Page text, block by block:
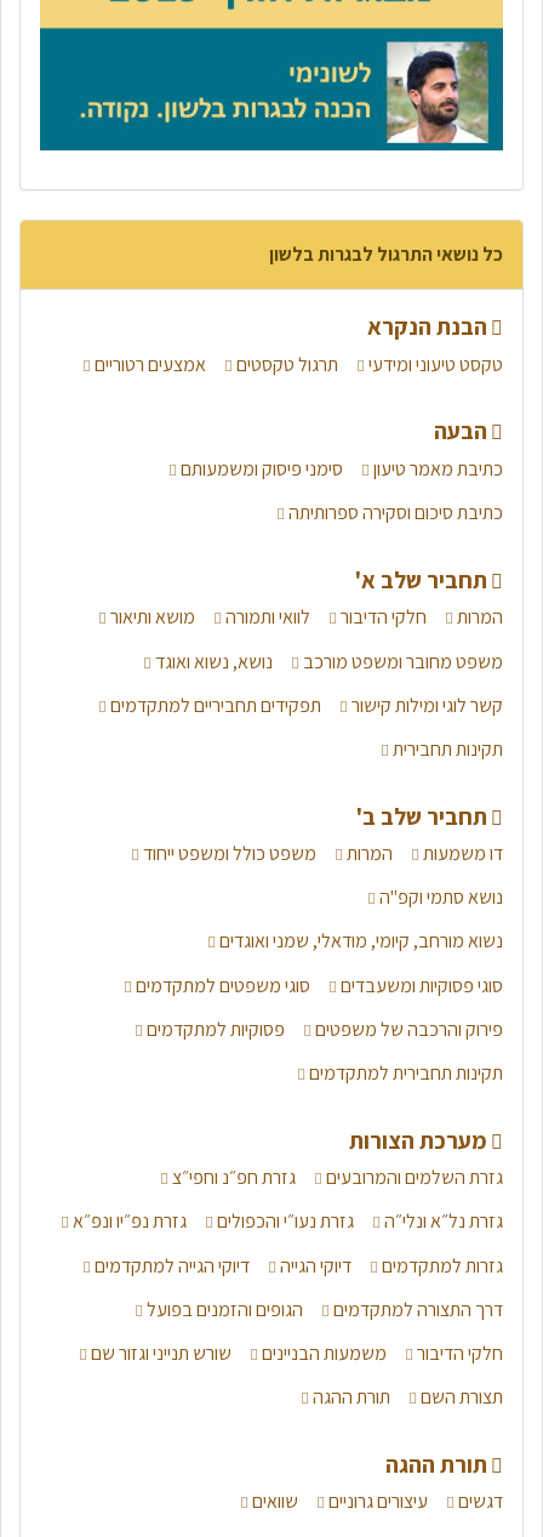
כל נושאי התרגול לבגרות בלשון
הבנת הנקרא
טקסט טיעוני ומידעי תרגול טקסטים אמצעים רטוריים
הבעה
כתיבת מאמר טיעון
סימני פיסוק ומשמעותם
כתיבת סיכום וסקירה ספרותיתה
תחביר שלב א'
המרות חלקי הדיבור לוואי ותמורה
מושא ותיאור
משפט מחובר ומשפט מורכב
נושא, נשוא ואוגד
קשר לוגי ומילות קישור
תפקידים תחביריים למתקדמים
תקינות תחבירית
תחביר שלב ב'
דו משמעות המרות
משפט כולל ומשפט ייחוד
נושא סתמי וקפ"ה
נשוא מורחב, קיומי, מודאלי, שמני ואוגדים
סוגי פסוקיות ומשעבדים
סוגי משפטים למתקדמים
פירוק והרכבה של משפטים
פסוקיות למתקדמים
תקינות תחבירית למתקדמים
מערכת הצורות
גזרת השלמים והמרובעים
גזרת חפ״נ וחפי״צ
גזרת נל״א ונלי״ה
גזרת נעו״י והכפולים
גזרת נפ״יו ונפ״א
גזרות למתקדמים
דיוקי הגייה
דיוקי הגייה למתקדמים
דרך התצורה למתקדמים
הגופים והזמנים בפועל
חלקי הדיבור
משמעות הבניינים
שורש תנייני וגזור שם
תצורת השם
תורת ההגה
תורת ההגה
דגשים עיצורים גרוניים שוואים